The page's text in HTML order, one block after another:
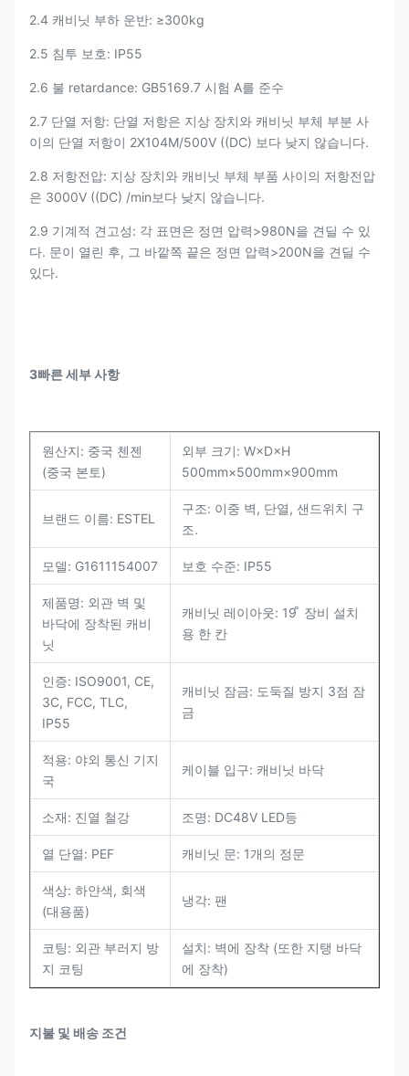
2.4 캐비닛 부하 운반: ≥300kg
2.5 침투 보호: IP55
2.6 불 retardance: GB5169.7 시험 A를 준수
2.7 단열 저항: 단열 저항은 지상 장치와 캐비닛 부체 부분 사
이의 단열 저항이 2X104M/500V ((DC) 보다 낮지 않습니다.
2.8 저항전압: 지상 장치와 캐비닛 부체 부품 사이의 저항전압
은 3000V ((DC) /min보다 낮지 않습니다.
2.9 기계적 견고성: 각 표면은 정면 압력>980N을 견딜 수 있
다. 문이 열린 후, 그 바깥쪽 끝은 정면 압력>200N을 견딜 수
있다.
3빠른 세부 사항
원산지: 중국 첸젠
(중국 본토)
외부 크기: W×D×H
500mm×500mm×900mm
브랜드 이름: ESTEL
구조: 이중 벽, 단열, 샌드위치 구
조.
모델: G1611154007 보호 수준: IP55
제품명: 외관 벽 및
바닥에 장착된 캐비
닛
캐비닛 레이아웃: 19 ̊ 장비 설치
용 한 칸
인증: ISO9001, CE,
3C, FCC, TLC,
IP55
캐비닛 잠금: 도둑질 방지 3점 잠
금
적용: 야외 통신 기지
국
케이블 입구: 캐비닛 바닥
소재: 진열 철강 조명: DC48V LED등
열 단열: PEF 캐비닛 문: 1개의 정문
색상: 하얀색, 회색
(대용품)
냉각: 팬
코팅: 외관 부러지 방
지 코팅
설치: 벽에 장착 (또한 지탱 바닥
에 장착)
지불 및 배송 조건